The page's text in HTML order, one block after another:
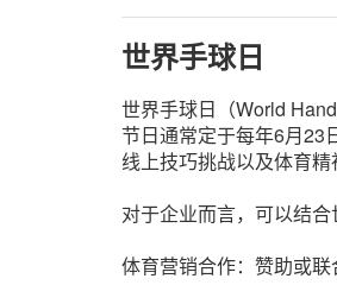
世界手球日
世界手球日（World
节日通常定于每年6月23
线上技巧挑战以及体育
对于企业而言，可以结合
体育营销合作：赞助或